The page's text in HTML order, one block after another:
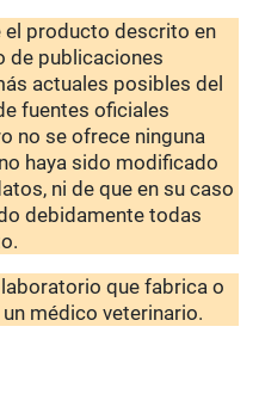
producto descrito en
de publicaciones
actuales posibles del
fuentes oficiales
no se ofrece ninguna
haya sido modificado
ni de que en su caso
debidamente todas
que fabrica o
médico veterinario.